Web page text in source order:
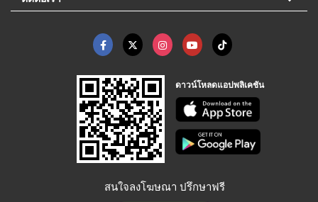
ดาวน์โหลดแอปพลิเคชัน
สนใจลงโฆษณา ปรึกษาฟรี